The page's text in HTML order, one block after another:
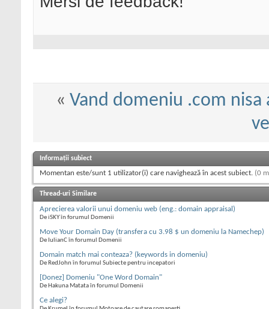
« Vand domeniu .com nisa
Informații subiect
Momentan este/sunt 1 utilizator(i) care navighează în acest subiect. (0
Thread-uri Similare
Aprecierea valorii unui domeniu web (eng.: domain appraisal)
De iSKY în forumul Domenii
Move Your Domain Day (transfera cu 3.98 $ un domeniu la Namechep)
De IulianC în forumul Domenii
Domain match mai conteaza? (keywords in domeniu)
De RedJohn în forumul Subiecte pentru incepatori
[Donez] Domeniu "One Word Domain"
De Hakuna Matata în forumul Domenii
Ce alegi?